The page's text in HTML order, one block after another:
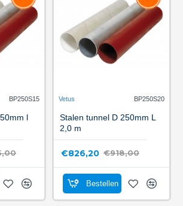
BP250S15
l
Vetus BP250S20
Stalen tunnel D 250mm L
2,0 m
€826,20 €918,00
Bestellen